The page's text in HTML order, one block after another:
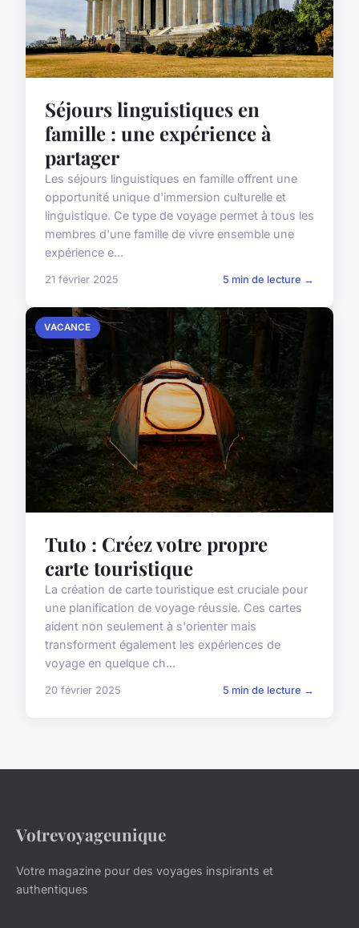
Séjours linguistiques en
famille : une expérience à
partager
Les séjours linguistiques en famille offrent une
opportunité unique d'immersion culturelle et
linguistique. Ce type de voyage permet à tous les
membres d'une famille de vivre ensemble une
expérience e...
21 février 2025 5 min de lecture →
VACANCE
Tuto : Créez votre propre
carte touristique
La création de carte touristique est cruciale pour
une planification de voyage réussie. Ces cartes
aident non seulement à s'orienter mais
transforment également les expériences de
voyage en quelque ch...
20 février 2025 5 min de lecture →
Votrevoyageunique
Votre magazine pour des voyages inspirants et
authentiques